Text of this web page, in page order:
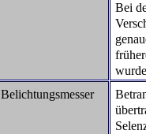
Bei
Belichtungsmesser